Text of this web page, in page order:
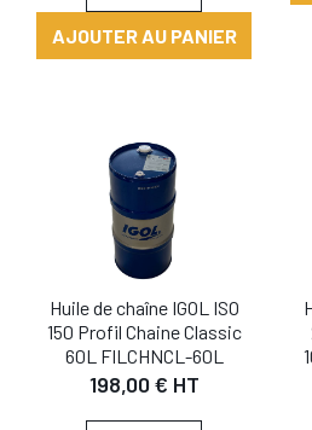
AJOUTER AU PANIER
Huile de chaîne IGOL ISO
150 Profil Chaine Classic
60L FILCHNCL-60L
198,00 € HT